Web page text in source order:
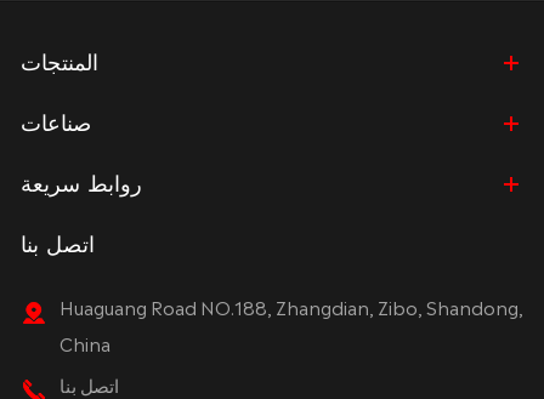
المنتجات
صناعات
روابط سريعة
اتصل بنا
Huaguang Road NO.188, Zhangdian, Zibo, Shandong,
China
اتصل بنا